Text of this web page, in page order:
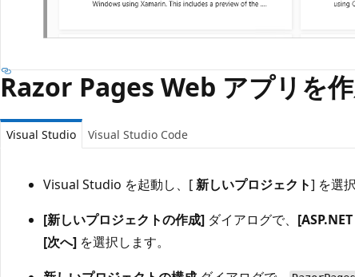
Razor Pages Web アプリを
Visual Studio Visual Studio Code
Visual Studio を起動し、[新しいプロジェクト] を選
[新しいプロジェクトの作成] ダイアログで、
[次へ] を選択します。